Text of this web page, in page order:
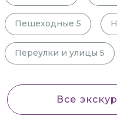
Пешеходные 5
Переулки и улицы 5
Все